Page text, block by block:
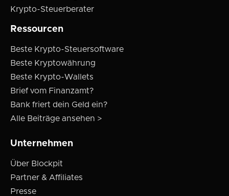
Krypto-Steuerberater
Ressourcen
Beste Krypto-Steuersoftware
Beste Kryptowährung
Beste Krypto-Wallets
Brief vom Finanzamt?
Bank friert dein Geld ein?
Alle Beiträge ansehen >
Unternehmen
Über Blockpit
Partner & Affiliates
Presse